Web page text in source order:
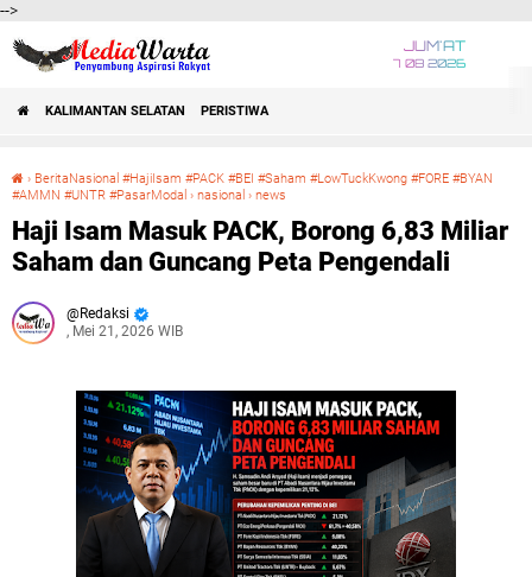
-->
JUM'AT
7 08 2026
KALIMANTAN SELATAN PERISTIWA
› BeritaNasional #HajiIsam #PACK #BEI #Saham #LowTuckKwong #FORE #BYAN
#AMMN #UNTR #PasarModal › nasional › news
Haji Isam Masuk PACK, Borong 6,83 Miliar
Saham dan Guncang Peta Pengendali
Redaksi
, Mei 21, 2026 WIB